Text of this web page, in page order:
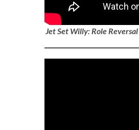
Jet Set Willy: Role Reversal